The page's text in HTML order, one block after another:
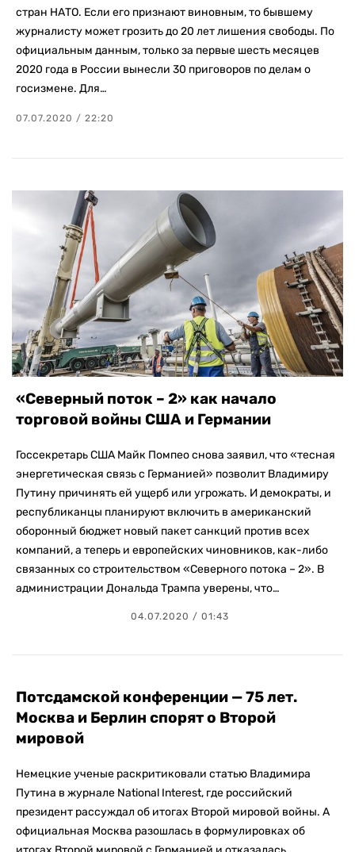
стран НАТО. Если его признают виновным, то бывшему
журналисту может грозить до 20 лет лишения свободы. По
официальным данным, только за первые шесть месяцев
2020 года в России вынесли 30 приговоров по делам о
госизмене. Для…
07.07.2020 / 22:20
«Северный поток – 2» как начало
торговой войны США и Германии
Госсекретарь США Майк Помпео снова заявил, что «тесная
энергетическая связь с Германией» позволит Владимиру
Путину причинять ей ущерб или угрожать. И демократы, и
республиканцы планируют включить в американский
оборонный бюджет новый пакет санкций против всех
компаний, а теперь и европейских чиновников, как-либо
связанных со строительством «Северного потока – 2». В
администрации Дональда Трампа уверены, что…
04.07.2020 / 01:43
Потсдамской конференции — 75 лет.
Москва и Берлин спорят о Второй
мировой
Немецкие ученые раскритиковали статью Владимира
Путина в журнале National Interest, где российский
президент рассуждал об итогах Второй мировой войны. А
официальная Москва разошлась в формулировках об